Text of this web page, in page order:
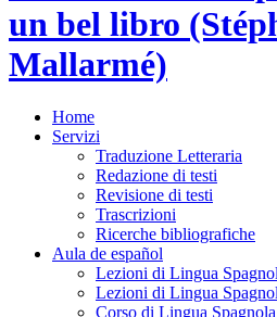
un bel libro
Mallarmé)
Home
Servizi
Traduzione Letteraria
Redazione di testi
Revisione di testi
Trascrizioni
Ricerche bibliografiche
Aula de español
Lezioni di Lingua
Lezioni di Lingua
Corso di Lingua